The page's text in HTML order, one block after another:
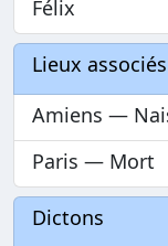
Félix
Lieux associés
Amiens —
Paris — Mort
Dictons